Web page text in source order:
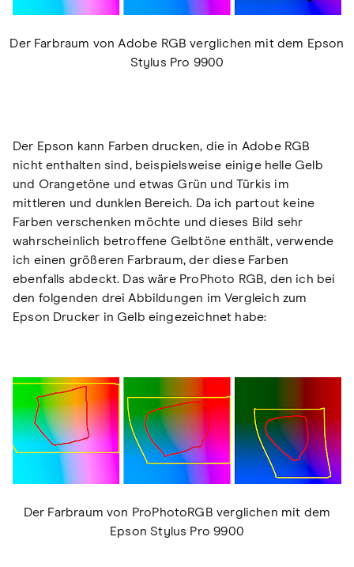
Der Farbraum von Adobe RGB verglichen mit dem Epson
Stylus Pro 9900
Der Epson kann Farben drucken, die in Adobe RGB
nicht enthalten sind, beispielsweise einige helle Gelb
und Orangetöne und etwas Grün und Türkis im
mittleren und dunklen Bereich. Da ich partout keine
Farben verschenken möchte und dieses Bild sehr
wahrscheinlich betroffene Gelbtöne enthält, verwende
ich einen größeren Farbraum, der diese Farben
ebenfalls abdeckt. Das wäre ProPhoto RGB, den ich bei
den folgenden drei Abbildungen im Vergleich zum
Epson Drucker in Gelb eingezeichnet habe:
Der Farbraum von ProPhotoRGB verglichen mit dem
Epson Stylus Pro 9900